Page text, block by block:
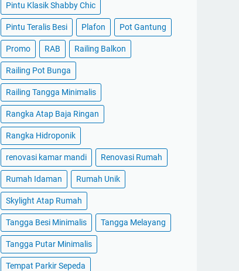
Pintu Klasik Shabby Chic
Pintu Teralis Besi Plafon Pot Gantung
Promo RAB Railing Balkon
Railing Pot Bunga
Railing Tangga Minimalis
Rangka Atap Baja Ringan
Rangka Hidroponik
renovasi kamar mandi Renovasi Rumah
Rumah Idaman Rumah Unik
Skylight Atap Rumah
Tangga Besi Minimalis Tangga Melayang
Tangga Putar Minimalis
Tempat Parkir Sepeda